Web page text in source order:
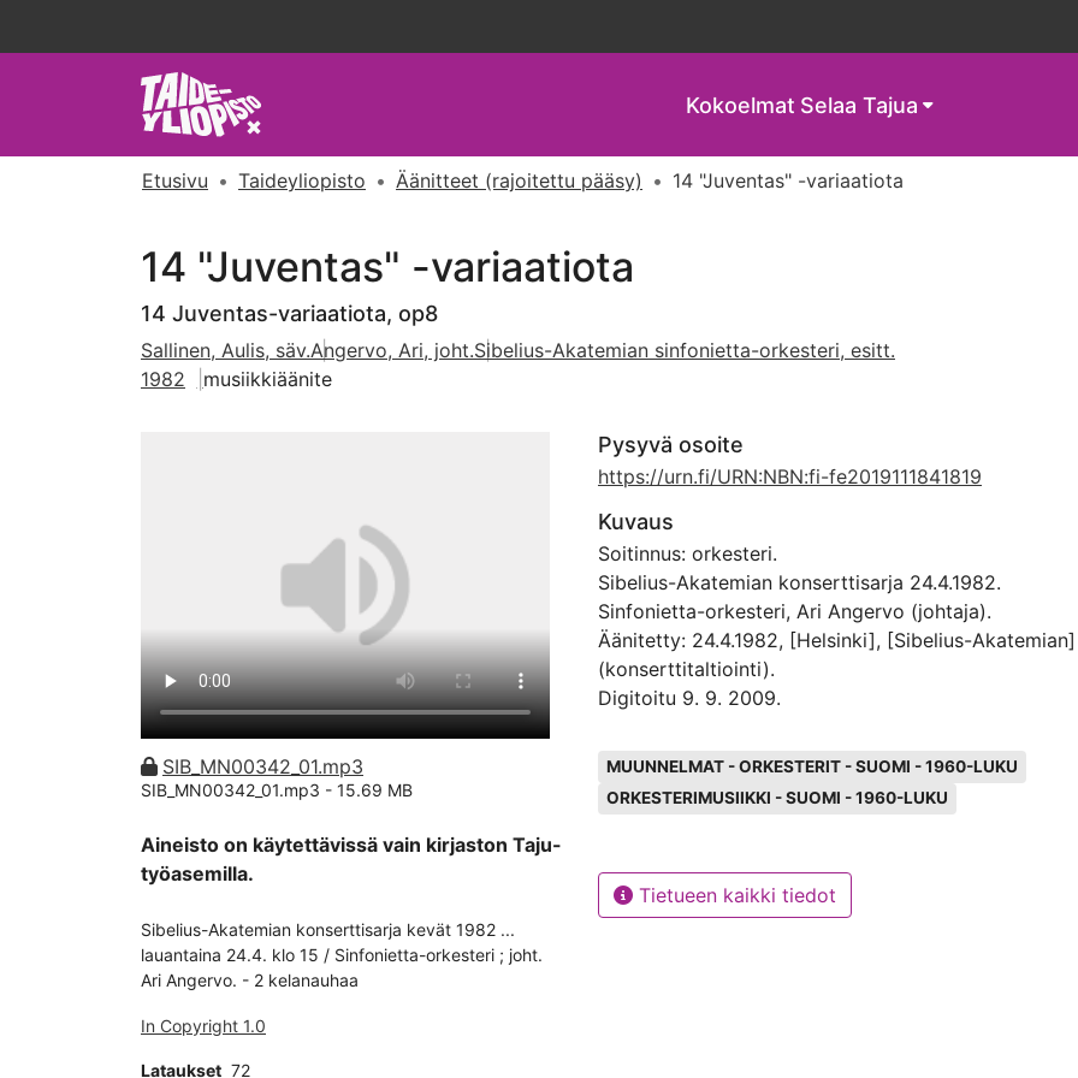
Kokoelmat Selaa Tajua
Etusivu Taideyliopisto Äänitteet (rajoitettu pääsy) 14 "Juventas" -variaatiota
14 "Juventas" -variaatiota
14 Juventas-variaatiota, op8
Sallinen, Aulis, säv.Angervo, Ari, joht.Sibelius-Akatemian sinfonietta-orkesteri, esitt.
1982
musiikkiäänite
SIB_MN00342_01.mp3
SIB_MN00342_01.mp3 - 15.69 MB
Aineisto on käytettävissä vain kirjaston Taju-
työasemilla.
Sibelius-Akatemian konserttisarja kevät 1982 ...
lauantaina 24.4. klo 15 / Sinfonietta-orkesteri ; joht.
Ari Angervo. - 2 kelanauhaa
In Copyright 1.0
Lataukset 72
Pysyvä osoite
https://urn.fi/URN:NBN:fi-fe2019111841819
Kuvaus
Soitinnus: orkesteri.
Sibelius-Akatemian konserttisarja 24.4.1982.
Sinfonietta-orkesteri, Ari Angervo (johtaja).
Äänitetty: 24.4.1982, [Helsinki], [Sibelius-
(konserttitaltiointi).
Digitoitu 9. 9. 2009.
MUUNNELMAT - ORKESTERIT - SUOMI - 1960-LUKU
ORKESTERIMUSIIKKI - SUOMI - 1960-LUKU
Tietueen kaikki tiedot